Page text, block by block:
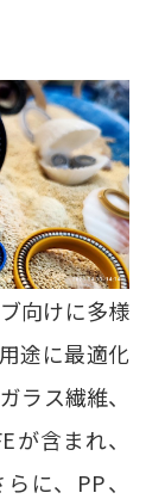
向けに多様
途に最適化
ラス繊維、
含まれ、
に、PP、